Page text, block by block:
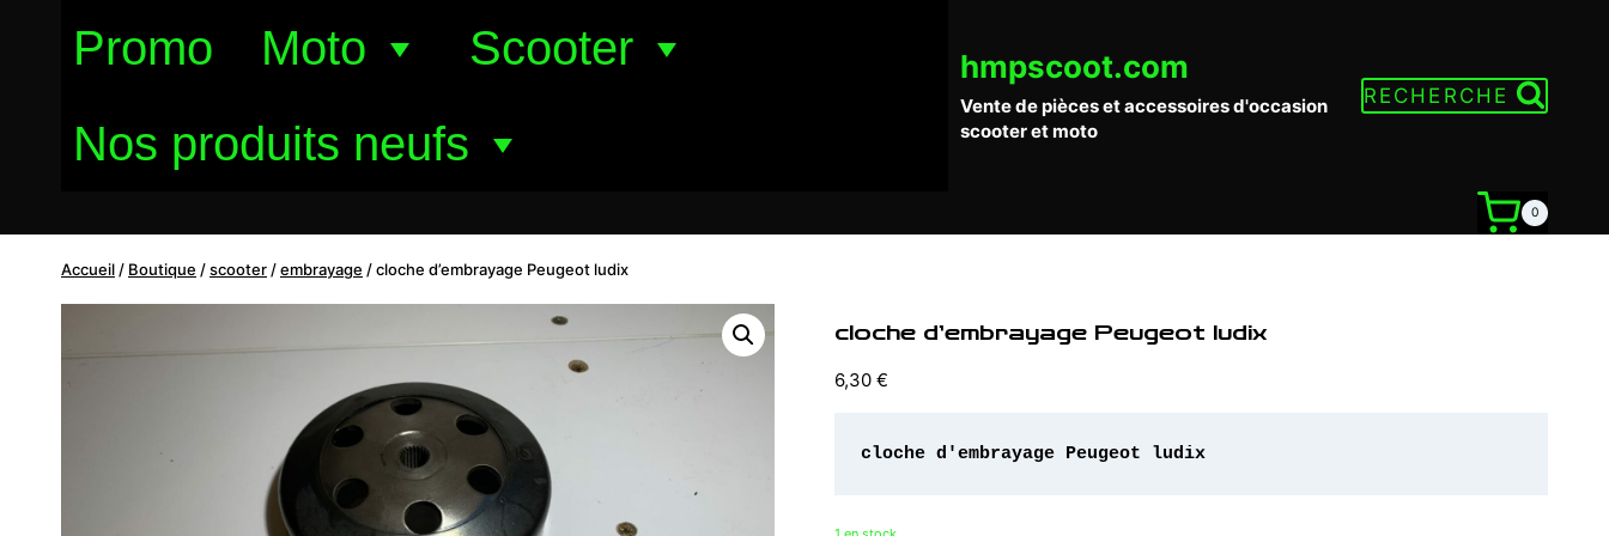
Promo Moto
Scooter
Nos produits neufs
hmpscoot.com
Vente de pièces et accessoires d'occasion
scooter et moto
RECHERCHE
0
Accueil / Boutique /scooter /embrayage /cloche d’embrayage Peugeot ludix
cloche d’embrayage Peugeot ludix
6,30 €
cloche d'embrayage Peugeot ludix